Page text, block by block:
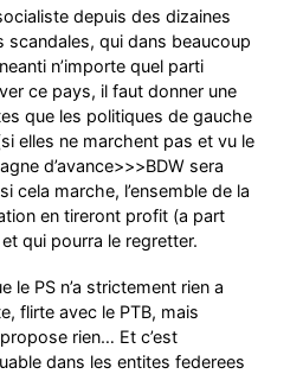
depuis des dizaines
scandales, qui dans beaucoup
n’importe quel parti
ce pays, il faut donner une
que les politiques de gauche
elles ne marchent pas et vu le
d’avance>>>BDW sera
cela marche, l’ensemble de la
en tireront profit (a part
qui pourra le regretter.
le PS n’a strictement rien a
flirte avec le PTB, mais
rien… Et c’est
dans les entites federees